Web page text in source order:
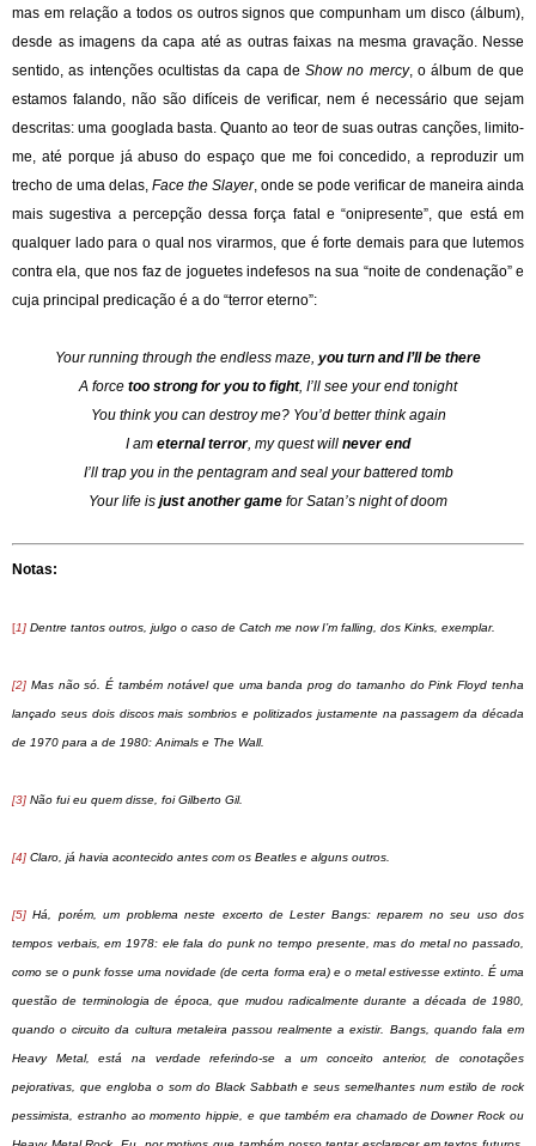
mas em relação a todos os outros signos que compunham um disco (álbum),
desde as imagens da capa até as outras faixas na mesma gravação. Nesse
sentido, as intenções ocultistas da capa deShow no mercy, o álbum de que
estamos falando, não são difíceis de verificar, nem é necessário que sejam
descritas: uma googlada basta. Quanto ao teor de suas outras canções, limito-
me, até porque já abuso do espaço que me foi concedido, a reproduzir um
trecho de uma delas, Face the Slayer, onde se pode verificar de maneira ainda
mais sugestiva a percepção dessa força fatal e “onipresente”, que está em
qualquer lado para o qual nos virarmos, que é forte demais para que lutemos
contra ela, que nos faz de joguetes indefesos na sua “noite de condenação” e
cuja principal predicação é a do “terror eterno”:
Your running through the endless maze, you turn and I’ll be there
A force too strong for you to fight, I’ll see your end tonight
You think you can destroy me? You’d better think again
I am eternal terror, my quest will never end
I’ll trap you in the pentagram and seal your battered tomb
Your life is just another game for Satan’s night of doom
Notas:
[1] Dentre tantos outros, julgo o caso de Catch me now I’m falling, dos Kinks, exemplar.
[2] Mas não só. É também notável que uma banda prog do tamanho do Pink Floyd tenha
lançado seus dois discos mais sombrios e politizados justamente na passagem da década
de 1970 para a de 1980: Animals e The Wall.
[3] Não fui eu quem disse, foi Gilberto Gil.
[4] Claro, já havia acontecido antes com os Beatles e alguns outros.
[5] Há, porém, um problema neste excerto de Lester Bangs: reparem no seu uso dos
tempos verbais, em 1978: ele fala do punk no tempo presente, mas do metal no passado,
como se o punk fosse uma novidade (de certa forma era) e o metal estivesse extinto. É uma
questão de terminologia de época, que mudou radicalmente durante a década de 1980,
quando o circuito da cultura metaleira passou realmente a existir. Bangs, quando fala em
Heavy Metal, está na verdade referindo-se a um conceito anterior, de conotações
pejorativas, que engloba o som do Black Sabbath e seus semelhantes num estilo de rock
pessimista, estranho ao momento hippie, e que também era chamado de Downer Rock ou